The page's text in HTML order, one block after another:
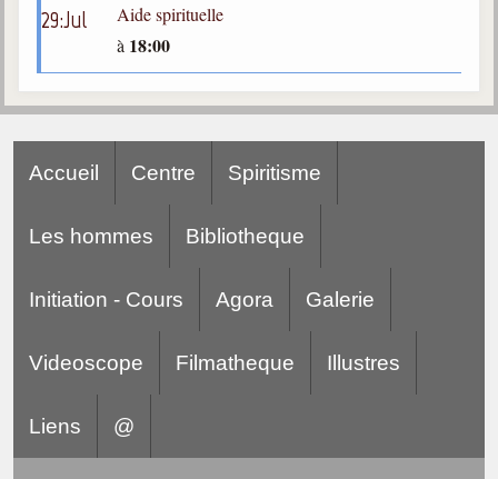
Consultez les réponses
Posez votre question
Galerie photos
Filmothèque
Les Illustrés
Vidéos courtes de Divaldo
29:Jul
Aide spirituelle
à 18:00
Accueil Centre Spiritisme
Les hommes Bibliotheque
Initiation - Cours Agora Galerie
Videoscope Filmatheque Illustres
Liens @